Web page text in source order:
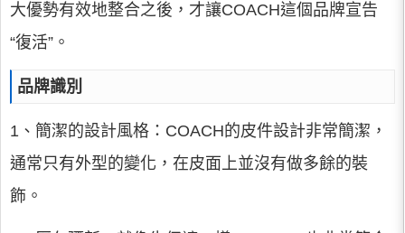
大優勢有效地整合之後，才讓COACH這個品牌宣告
“復活”。
品牌識別
1、簡潔的設計風格：COACH的皮件設計非常簡潔，
通常只有外型的變化，在皮面上並沒有做多餘的裝
飾。